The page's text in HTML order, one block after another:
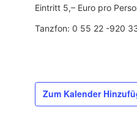
Eintritt 5,– Euro pro
Tanzfon: 0 55 22 -920
Zum Kalender